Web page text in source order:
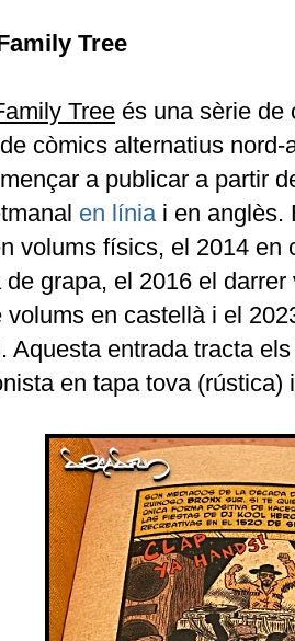
Tree
Tree és una sèrie de
còmics alternatius
a publicar a partir
en línia i en anglès.
volums físics, el 2014 en
de grapa, el 2016 el
volums en castellà i el
Aquesta entrada tracta
en tapa tova (rústica)